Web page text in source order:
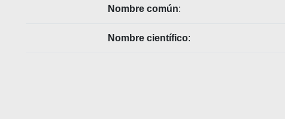
Nombre común:
Nombre científico: